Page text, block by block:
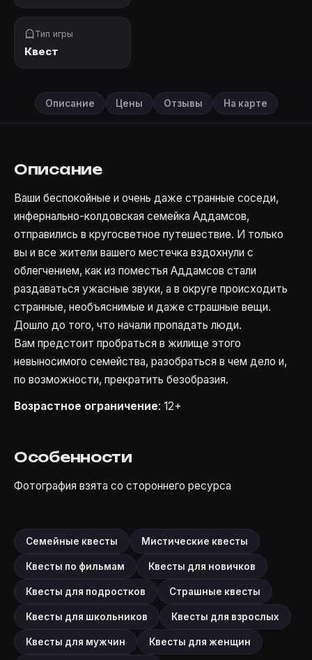
Тип игры
Квест
Описание Цены Отзывы На карте
Описание
Ваши беспокойные и очень даже странные соседи,
инфернально-колдовская семейка Аддамсов,
отправились в кругосветное путешествие. И только
вы и все жители вашего местечка вздохнули с
облегчением, как из поместья Аддамсов стали
раздаваться ужасные звуки, а в округе происходить
странные, необъяснимые и даже страшные вещи.
Дошло до того, что начали пропадать люди.
Вам предстоит пробраться в жилище этого
невыносимого семейства, разобраться в чем дело и,
по возможности, прекратить безобразия.
Возрастное ограничение: 12+
Особенности
Фотография взята со стороннего ресурса
Семейные квесты Мистические квесты
Квесты по фильмам Квесты для новичков
Квесты для подростков Страшные квесты
Квесты для школьников Квесты для взрослых
Квесты для мужчин Квесты для женщин